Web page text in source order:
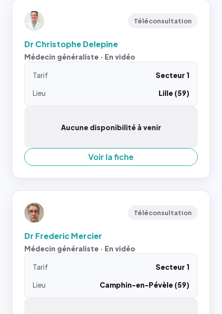
Téléconsultation
Dr Christophe Delepine
Médecin généraliste · En vidéo
Tarif
Secteur 1
Lieu
Lille (59)
Aucune disponibilité à venir
Voir la fiche
Téléconsultation
Dr Frederic Mercier
Médecin généraliste · En vidéo
Tarif
Secteur 1
Lieu
Camphin-en-Pévèle (59)